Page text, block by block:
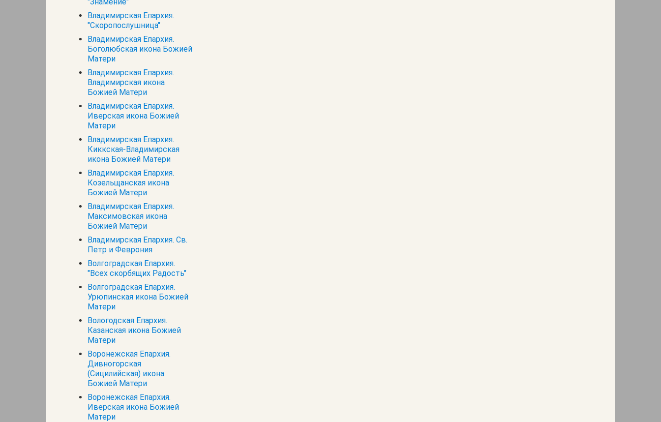
Владимирская Епархия.
"Скоропослушница"
Владимирская Епархия.
Боголюбская икона Божией
Матери
Владимирская Епархия.
Владимирская икона
Божией Матери
Владимирская Епархия.
Иверская икона Божией
Матери
Владимирская Епархия.
Киккская-Владимирская
икона Божией Матери
Владимирская Епархия.
Козельщанская икона
Божией Матери
Владимирская Епархия.
Максимовская икона
Божией Матери
Владимирская Епархия. Св.
Петр и Феврония
Волгоградская Епархия.
"Всех скорбящих Радость"
Волгоградская Епархия.
Урюпинская икона Божией
Матери
Вологодская Епархия.
Казанская икона Божией
Матери
Воронежская Епархия.
Дивногорская
(Сицилийская) икона
Божией Матери
Воронежская Епархия.
Иверская икона Божией
Матери